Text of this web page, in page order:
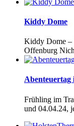
Kiddy Dome
Kiddy Dome –
Offenburg
Abenteuertag
Frühling im
und 04.04.24,